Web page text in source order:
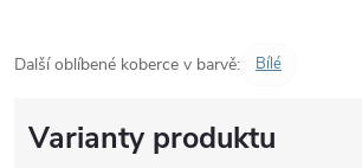
Další oblíbené koberce v barvě: Bílé